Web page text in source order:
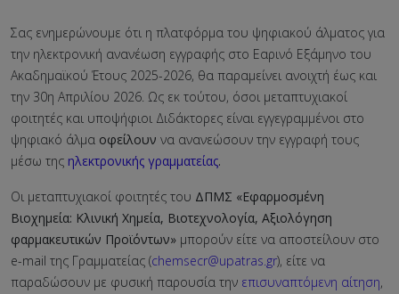
Σας ενημερώνουμε ότι η πλατφόρμα του ψηφιακού άλματος για
την ηλεκτρονική ανανέωση εγγραφής στο Εαρινό Εξάμηνο του
Ακαδημαϊκού Έτους 2025-2026, θα παραμείνει ανοιχτή έως και
την 30η Απριλίου 2026. Ως εκ τούτου, όσοι μεταπτυχιακοί
φοιτητές και υποψήφιοι Διδάκτορες είναι εγγεγραμμένοι στο
ψηφιακό άλμα οφείλουν να ανανεώσουν την εγγραφή τους
μέσω της ηλεκτρονικής γραμματείας.
Οι μεταπτυχιακοί φοιτητές του ΔΠΜΣ «Εφαρμοσμένη
Βιοχημεία: Κλινική Χημεία, Βιοτεχνολογία, Αξιολόγηση
φαρμακευτικών Προϊόντων» μπορούν είτε να αποστείλουν στο
e-mail της Γραμματείας (chemsecr@upatras.gr), είτε να
παραδώσουν με φυσική παρουσία την επισυναπτόμενη αίτηση,